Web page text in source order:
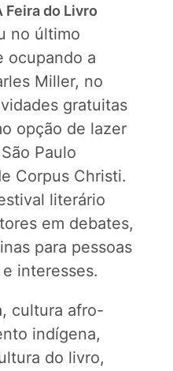
Feira do Livro
no último
ocupando a
Miller, no
gratuitas
opção de lazer
Paulo
Corpus Christi.
literário
em debates,
para pessoas
interesses.
cultura afro-
indígena,
do livro,